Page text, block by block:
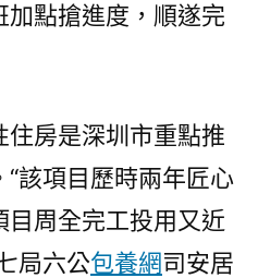
點搶進度，順遂完
住房是深圳市重點推
該項目歷時兩年匠心
周全完工投用又近
局六公包養網司安居